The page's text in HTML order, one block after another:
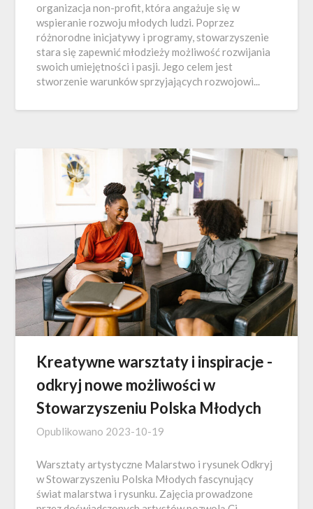
organizacja non-profit, która angażuje się w
wspieranie rozwoju młodych ludzi. Poprzez
różnorodne inicjatywy i programy, stowarzyszenie
stara się zapewnić młodzieży możliwość rozwijania
swoich umiejętności i pasji. Jego celem jest
stworzenie warunków sprzyjających rozwojowi...
Kreatywne warsztaty i inspiracje -
odkryj nowe możliwości w
Stowarzyszeniu Polska Młodych
Opublikowano 2023-10-19
Warsztaty artystyczne Malarstwo i rysunek Odkryj
w Stowarzyszeniu Polska Młodych fascynujący
świat malarstwa i rysunku. Zajęcia prowadzone